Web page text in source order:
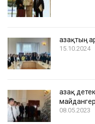
Қазақтың
15.10.2024
Қазақ
08.05.2023